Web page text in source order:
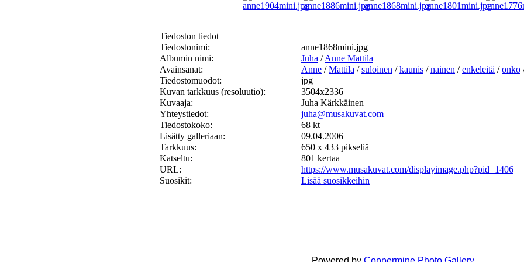
Tiedoston tiedot
Tiedostonimi:
anne1868mini.jpg
Albumin nimi:
Juha /Anne Mattila
Avainsanat:
Anne /Mattila /suloinen /kaunis /nainen /enkeleitä /onko
Tiedostomuodot:
jpg
Kuvan tarkkuus (resoluutio):
3504x2336
Kuvaaja:
Juha Kärkkäinen
Yhteystiedot:
juha@musakuvat.com
Tiedostokoko:
68 kt
Lisätty galleriaan:
09.04.2006
Tarkkuus:
650 x 433 pikseliä
Katseltu:
801 kertaa
URL:
https://www.musakuvat.com/displayimage.php?pid=1406
Suosikit:
Lisää suosikkeihin